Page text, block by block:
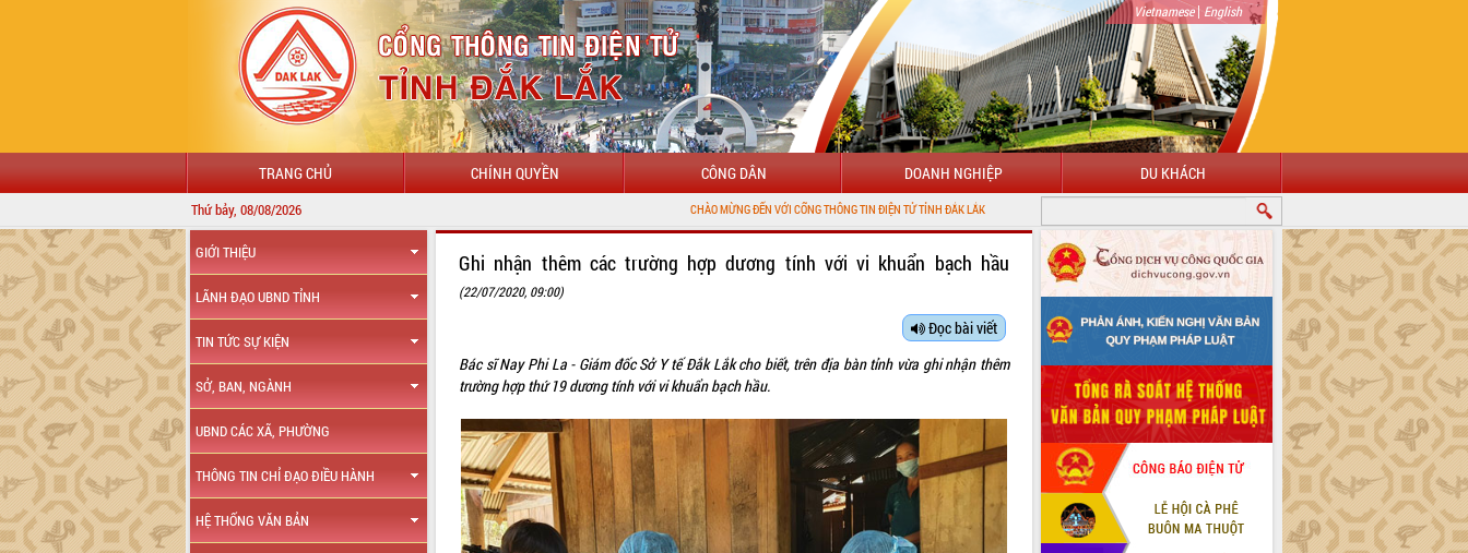
Vietnamese| English
TRANG CHỦ CHÍNH QUYỀN CÔNG DÂN DOANH NGHIỆP DU KHÁCH
Thứ bảy, 08/08/2026 CHÀO MỪNG ĐẾN VỚI CỔNG THÔNG TIN ĐIỆN TỬ TỈNH ĐẮK LẮK
GIỚI THIỆU
LÃNH ĐẠO UBND TỈNH
TIN TỨC SỰ KIỆN
SỞ, BAN, NGÀNH
UBND CÁC XÃ, PHƯỜNG
THÔNG TIN CHỈ ĐẠO ĐIỀU HÀNH
HỆ THỐNG VĂN BẢN
Ghi nhận thêm các trường hợp dương tính với vi khuẩn bạch hầu
(22/07/2020, 09:00)
Đọc bài viết
Bác sĩ Nay Phi La - Giám đốc Sở Y tế Đắk Lắk cho biết, trên địa bàn tỉnh vừa ghi nhận thêm
trường hợp thứ 19 dương tính với vi khuẩn bạch hầu.